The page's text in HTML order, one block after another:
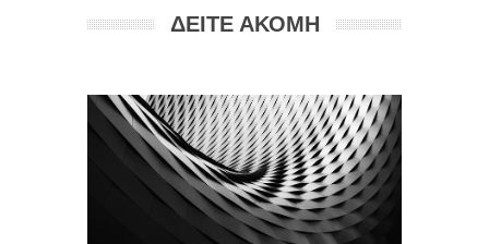
ΔΕΙΤΕ ΑΚΟΜΗ